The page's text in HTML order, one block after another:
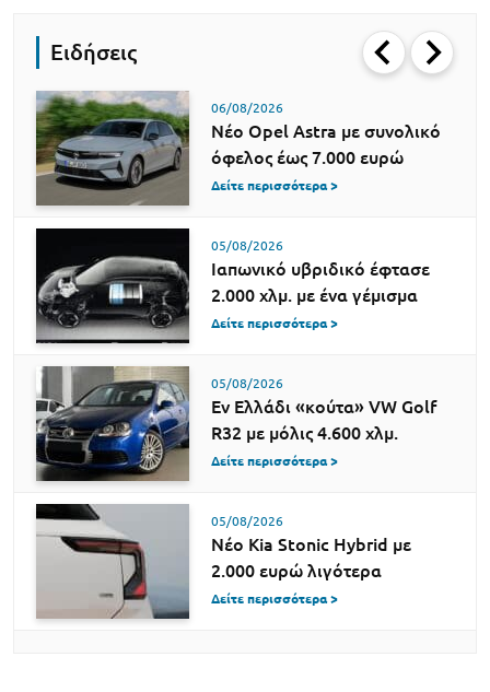
Ειδήσεις
06/08/2026
Νέο Opel Astra με συνολικό
όφελος έως 7.000 ευρώ
Δείτε περισσότερα >
05/08/2026
Ιαπωνικό υβριδικό έφτασε
2.000 χλμ. με ένα γέμισμα
Δείτε περισσότερα >
05/08/2026
Εν Ελλάδι «κούτα» VW Golf
R32 με μόλις 4.600 χλμ.
Δείτε περισσότερα >
05/08/2026
Νέο Kia Stonic Hybrid με
2.000 ευρώ λιγότερα
Δείτε περισσότερα >